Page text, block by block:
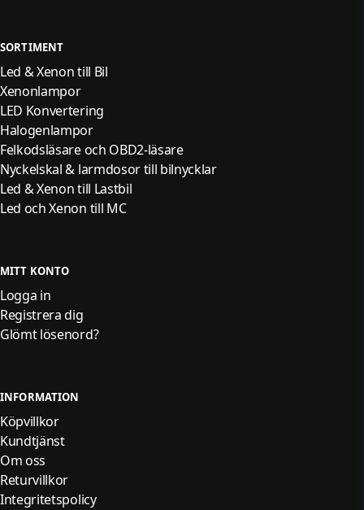
SORTIMENT
Led & Xenon till Bil
Xenonlampor
LED Konvertering
Halogenlampor
Felkodsläsare och OBD2-läsare
Nyckelskal & larmdosor till bilnycklar
Led & Xenon till Lastbil
Led och Xenon till MC
MITT KONTO
Logga in
Registrera dig
Glömt lösenord?
INFORMATION
Köpvillkor
Kundtjänst
Om oss
Returvillkor
Integritetspolicy